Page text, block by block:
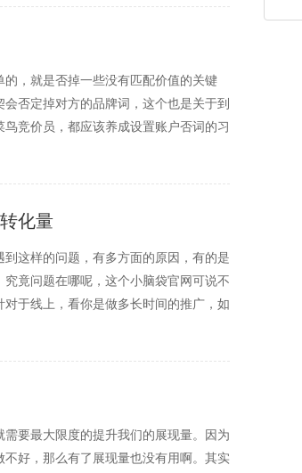
，就是否掉一些没有匹配价值的关键
否定掉对方的品牌词，这个也是关于到
竞价员，都应该养成设置账户否词的习
化量
这样的问题，有多方面的原因，有的是
竟问题在哪呢，这个小脑袋官网可说不
于线上，看你是做多长时间的推广，如
要最大限度的提升我们的展现量。因为
好，那么有了展现量也没有用啊。其实